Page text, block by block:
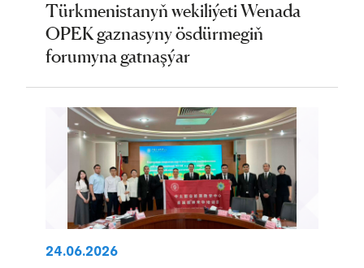
Türkmenistanyň wekiliýeti Wenada
OPEK gaznasyny ösdürmegiň
forumyna gatnaşýar
24.06.2026